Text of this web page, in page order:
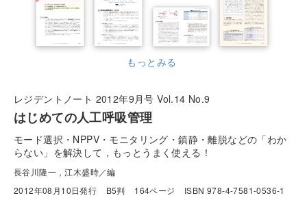
もっとみる
レジデントノート 2012年9月号 Vol.14 No.9
はじめての人工呼吸管理
モード選択・NPPV・モニタリング・鎮静・離脱などの「わか
らない」を解決して，もっとうまく使える！
長谷川隆一，江木盛時／編
2012年08月10日発行
B5判 164ページ ISBN 978-4-7581-0536-1